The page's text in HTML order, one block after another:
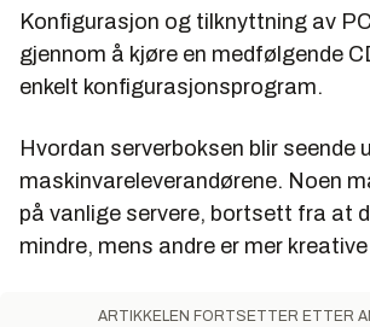
Konfigurasjon og tilknyttning av
gjennom å kjøre en medfølgende
enkelt konfigurasjonsprogram.
Hvordan serverboksen blir seende
maskinvareleverandørene. Noen
på vanlige servere, bortsett fra at
mindre, mens andre er mer
ARTIKKELEN FORTSETTER ETTER